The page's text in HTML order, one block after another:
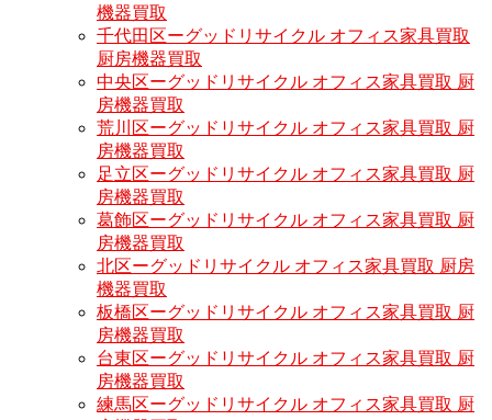
機器買取
千代田区ーグッドリサイクル オフィス家具買取
厨房機器買取
中央区ーグッドリサイクル オフィス家具買取 厨
房機器買取
荒川区ーグッドリサイクル オフィス家具買取 厨
房機器買取
足立区ーグッドリサイクル オフィス家具買取 厨
房機器買取
葛飾区ーグッドリサイクル オフィス家具買取 厨
房機器買取
北区ーグッドリサイクル オフィス家具買取 厨房
機器買取
板橋区ーグッドリサイクル オフィス家具買取 厨
房機器買取
台東区ーグッドリサイクル オフィス家具買取 厨
房機器買取
練馬区ーグッドリサイクル オフィス家具買取 厨